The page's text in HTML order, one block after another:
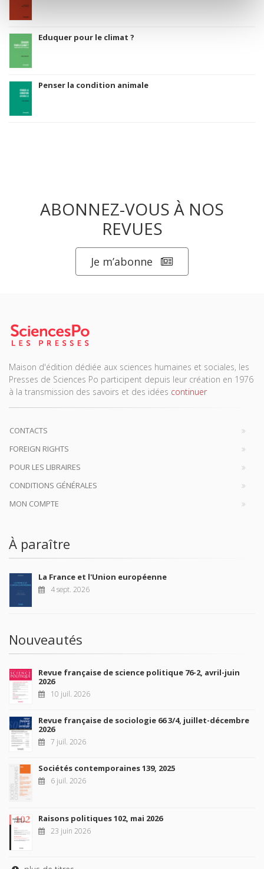
Eduquer pour le climat ?
Penser la condition animale
ABONNEZ-VOUS À NOS
REVUES
Je m’abonne
Maison d'édition dédiée aux sciences humaines et sociales, les
Presses de Sciences Po participent depuis leur création en 1976
à la transmission des savoirs et des idées continuer
CONTACTS
FOREIGN RIGHTS
POUR LES LIBRAIRES
CONDITIONS GÉNÉRALES
MON COMPTE
À paraître
La France et l'Union européenne
4 sept. 2026
Nouveautés
Revue française de science politique 76-2, avril-juin
2026
10 juil. 2026
Revue française de sociologie 66 3/4, juillet-décembre
2026
7 juil. 2026
Sociétés contemporaines 139, 2025
6 juil. 2026
Raisons politiques 102, mai 2026
23 juin 2026